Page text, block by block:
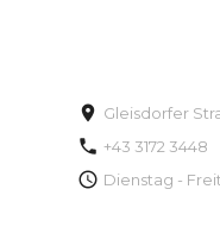
Gleisdorfer
+43 3172 3448
Dienstag -